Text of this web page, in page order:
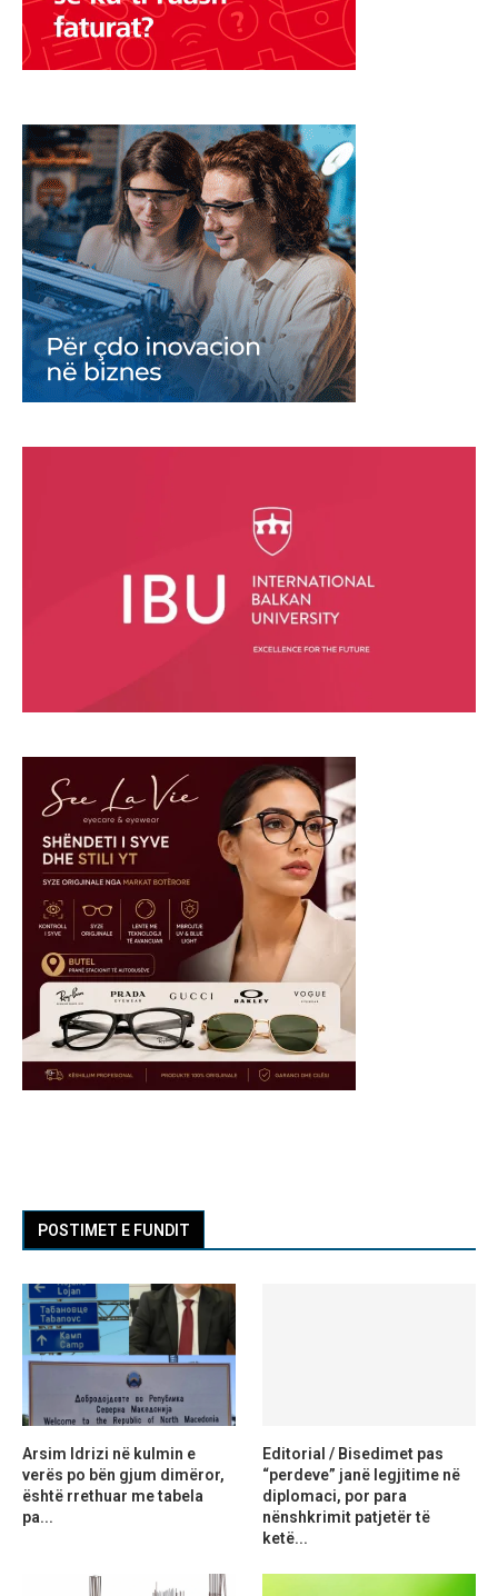
POSTIMET E FUNDIT
Arsim Idrizi në kulmin e
verës po bën gjum dimëror,
është rrethuar me tabela
pa...
Editorial / Bisedimet pas
“perdeve” janë legjitime në
diplomaci, por para
nënshkrimit patjetër të
ketë...